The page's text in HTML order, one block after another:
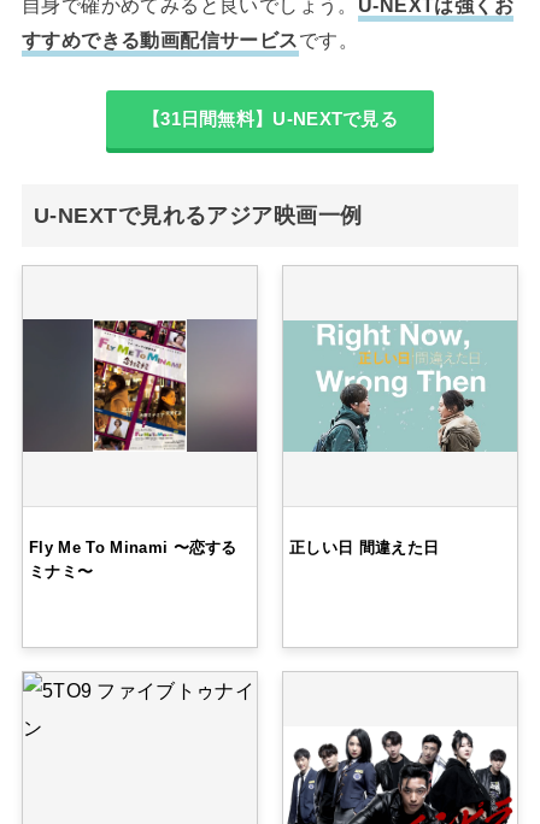
自身で確かめてみると良いでしょう。 U-NEXTは強くお
すすめできる動画配信サービスです。
【31日間無料】U-NEXTで見る
U-NEXTで見れるアジア映画一例
Fly Me To Minami 〜恋する
ミナミ〜
正しい日 間違えた日